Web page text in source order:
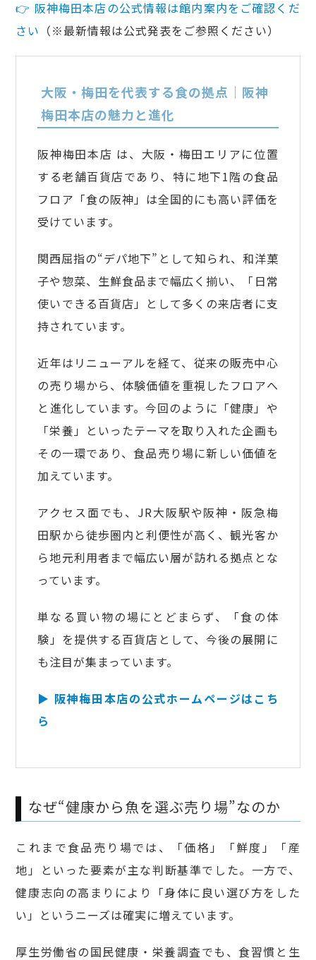
👉 阪神梅田本店の公式情報は館内案内をご確認くだ
さい （※最新情報は公式発表をご参照ください）
大阪・梅田を代表する食の拠点｜阪神
梅田本店の魅力と進化
阪神梅田本店 は、大阪・梅田エリアに位置
する老舗百貨店であり、特に地下1階の食品
フロア「食の阪神」は全国的にも高い評価を
受けています。
関西屈指の“デパ地下”として知られ、和洋菓
子や惣菜、生鮮食品まで幅広く揃い、「日常
使いできる百貨店」として多くの来店者に支
持されています。
近年はリニューアルを経て、従来の販売中心
の売り場から、体験価値を重視したフロアへ
と進化しています。今回のように「健康」や
「栄養」といったテーマを取り入れた企画も
その一環であり、食品売り場に新しい価値を
加えています。
アクセス面でも、JR大阪駅や阪神・阪急梅
田駅から徒歩圏内と利便性が高く、観光客か
ら地元利用者まで幅広い層が訪れる拠点とな
っています。
単なる買い物の場にとどまらず、「食の体
験」を提供する百貨店として、今後の展開に
も注目が集まっています。
▶ 阪神梅田本店の公式ホームページはこち
ら
なぜ“健康から魚を選ぶ売り場”なのか
これまで食品売り場では、「価格」「鮮度」「産
地」といった要素が主な判断基準でした。一方で、
健康志向の高まりにより「身体に良い選び方をした
い」というニーズは確実に増えています。
厚生労働省の国民健康・栄養調査でも、食習慣と生